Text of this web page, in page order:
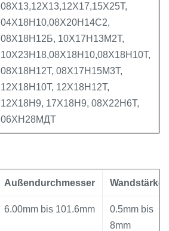
08Х13,12Х13,12Х17,15Х25Т,
04Х18Н10,08Х20Н14С2,
08Х18Н12Б, 10Х17Н13М2Т,
10Х23Н18,08Х18Н10,08Х18Н10Т,
08Х18Н12Т, 08Х17Н15М3Т,
12Х18Н10Т, 12Х18Н12Т,
12Х18Н9, 17Х18Н9, 08Х22Н6Т,
06ХН28МДТ
Außendurchmesser Wandstärke
6.00mm bis 101.6mm
0.5mm bis
8mm